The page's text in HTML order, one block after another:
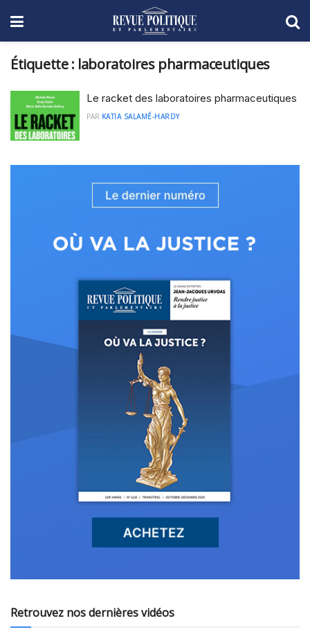
Étiquette : laboratoires pharmaceutiques
Le racket des laboratoires pharmaceutiques
PAR KATIA SALAMÉ-HARDY
Retrouvez nos dernières vidéos